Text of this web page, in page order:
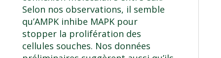
Selon nos observations, il semble
qu’AMPK inhibe MAPK pour
stopper la prolifération des
cellules souches. Nos données